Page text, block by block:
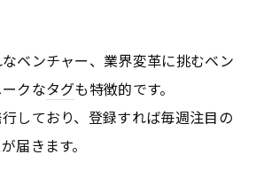
ベンチャー、業界変革に挑むベン
クなタグも特徴的です。
しており、登録すれば毎週注目の
届きます。